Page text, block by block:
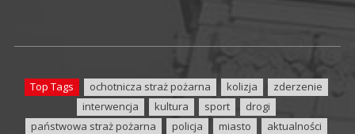
Top Tags ochotnicza straż pożarna kolizja
zderzenie
interwencja
kultura sport
drogi
państwowa straż pożarna
policja miasto
aktualności